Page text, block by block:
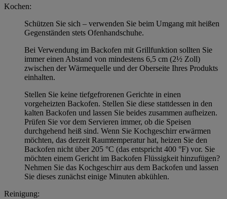
Kochen:
Schützen Sie sich – verwenden Sie beim Umgang mit heißen
Gegenständen stets Ofenhandschuhe.
Bei Verwendung im Backofen mit Grillfunktion sollten Sie
immer einen Abstand von mindestens 6,5 cm (2½ Zoll)
zwischen der Wärmequelle und der Oberseite Ihres Produkts
einhalten.
Stellen Sie keine tiefgefrorenen Gerichte in einen
vorgeheizten Backofen. Stellen Sie diese stattdessen in den
kalten Backofen und lassen Sie beides zusammen aufheizen.
Prüfen Sie vor dem Servieren immer, ob die Speisen
durchgehend heiß sind. Wenn Sie Kochgeschirr erwärmen
möchten, das derzeit Raumtemperatur hat, heizen Sie den
Backofen nicht über 205 °C (das entspricht 400 °F) vor. Sie
möchten einem Gericht im Backofen Flüssigkeit hinzufügen?
Nehmen Sie das Kochgeschirr aus dem Backofen und lassen
Sie dieses zunächst einige Minuten abkühlen.
Reinigung: